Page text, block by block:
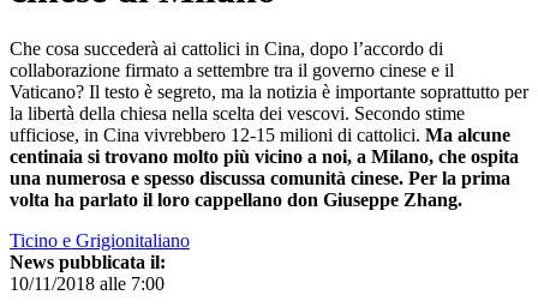
Che cosa succederà ai cattolici in Cina, dopo l’accordo di
collaborazione firmato a settembre tra il governo cinese e il
Vaticano? Il testo è segreto, ma la notizia è importante soprattutto per
la libertà della chiesa nella scelta dei vescovi. Secondo stime
ufficiose, in Cina vivrebbero 12-15 milioni di cattolici. Ma alcune
centinaia si trovano molto più vicino a noi, a Milano, che ospita
una numerosa e spesso discussa comunità cinese. Per la prima
volta ha parlato il loro cappellano don Giuseppe Zhang.
Ticino e Grigionitaliano
News pubblicata il:
10/11/2018 alle 7:00